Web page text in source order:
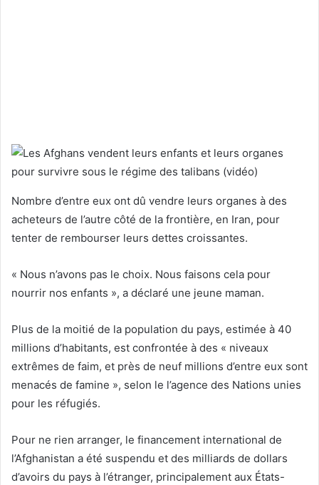
Nombre d’entre eux ont dû vendre leurs organes à des
acheteurs de l’autre côté de la frontière, en Iran, pour
tenter de rembourser leurs dettes croissantes.
« Nous n’avons pas le choix. Nous faisons cela pour
nourrir nos enfants », a déclaré une jeune maman.
Plus de la moitié de la population du pays, estimée à 40
millions d’habitants, est confrontée à des « niveaux
extrêmes de faim, et près de neuf millions d’entre eux sont
menacés de famine », selon le l’agence des Nations unies
pour les réfugiés.
Pour ne rien arranger, le financement international de
l’Afghanistan a été suspendu et des milliards de dollars
d’avoirs du pays à l’étranger, principalement aux États-